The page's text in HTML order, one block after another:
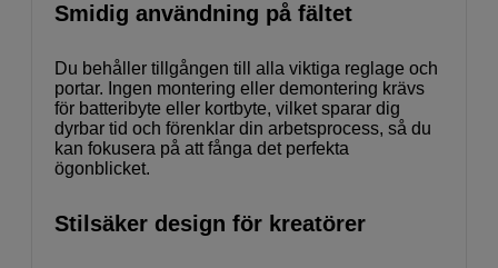
Smidig användning på fältet
Du behåller tillgången till alla viktiga reglage och
portar. Ingen montering eller demontering krävs
för batteribyte eller kortbyte, vilket sparar dig
dyrbar tid och förenklar din arbetsprocess, så du
kan fokusera på att fånga det perfekta
ögonblicket.
Stilsäker design för kreatörer